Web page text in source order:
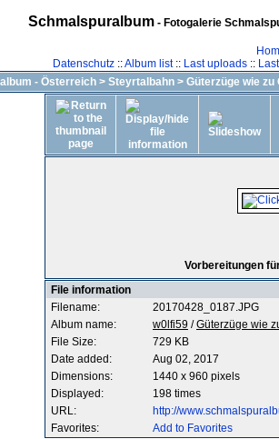
Schmalspuralbum- Fotogalerie
Datenschutz::Album list:: Last uploads::
- Österreich > Steyrtalbahn > Güterzüge wie zu
Vorbereitungen
File information
Filename:
20170428_0187.JPG
Album name:
w0lfi59 /Güterzüge wie
File Size:
729 KB
Date added:
Aug 02, 2017
Dimensions:
1440 x 960 pixels
Displayed:
198 times
URL:
http://
Favorites:
Add to Favorites